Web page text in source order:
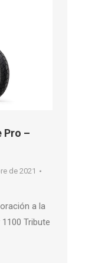
Pro –
de 2021
a la
Tribute